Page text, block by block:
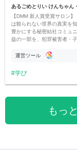
あるごめとりい けんちゃん
【DMM 新人賞受賞サロン
は観られない世界の真実を
豊かにする秘密結社コミュ
益の一部を、犯罪被害者・
す運営ツール
学び
もっ